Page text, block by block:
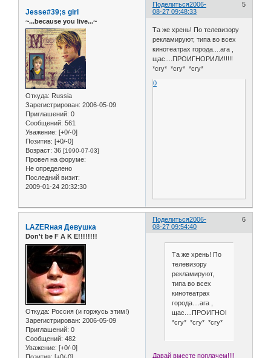
Поделиться 5
2006-
08-27 09:48:33
Jesse#39;s girl
~...because you live...~
Откуда: Russia
Зарегистрирован: 2006-05-09
Приглашений: 0
Сообщений: 561
Уважение: [+0/-0]
Позитив: [+0/-0]
Возраст: 36 [1990-07-03]
Провел на форуме:
Не определено
Последний визит:
2009-01-24 20:32:30
Та же хрень! По телевизору
рекламируют, типа во всех
кинотеатрах города....ага ,
щас....ПРОИГНОРИЛИ!!!!!
*cry* *cry* *cry*
0
Поделиться 6
2006-
08-27 09:54:40
LAZERная Девушка
Don't be F A K E!!!!!!!!
Откуда: Россия (и горжусь этим!)
Зарегистрирован: 2006-05-09
Приглашений: 0
Сообщений: 482
Уважение: [+0/-0]
Та же хрень! По
телевизору
рекламируют,
типа во всех
кинотеатрах
города....ага ,
щас....ПРОИГНОРИЛИ!!!!!
*cry* *cry* *cry*
Давай вместе поплачем!!!!